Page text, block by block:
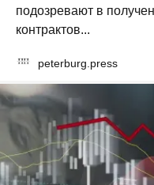
подозревают в
контрактов...
peterburg.press